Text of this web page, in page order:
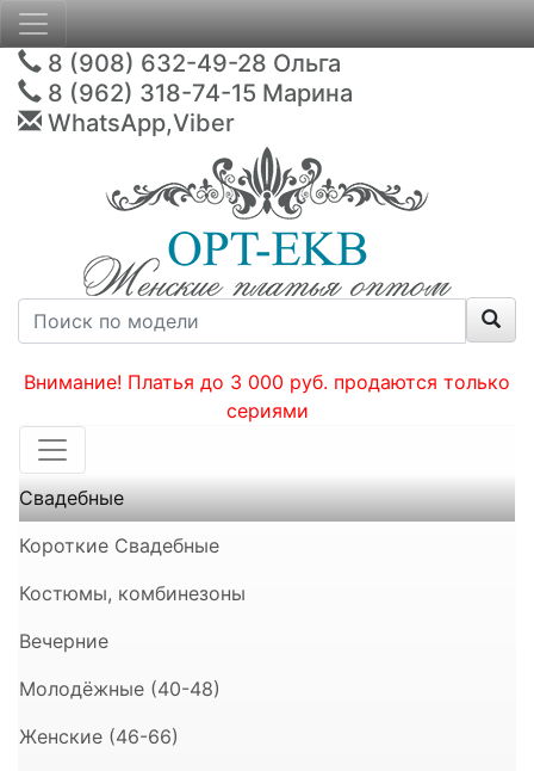
8 (908) 632-49-28 Ольга
8 (962) 318-74-15 Марина
WhatsApp,Viber
Внимание! Платья до 3 000 руб. продаются только
сериями
Свадебные
Короткие Свадебные
Костюмы, комбинезоны
Вечерние
Молодёжные (40-48)
Женские (46-66)